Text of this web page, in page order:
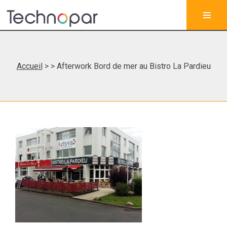
Accueil> > Afterwork Bord de mer au Bistro La Pardieu